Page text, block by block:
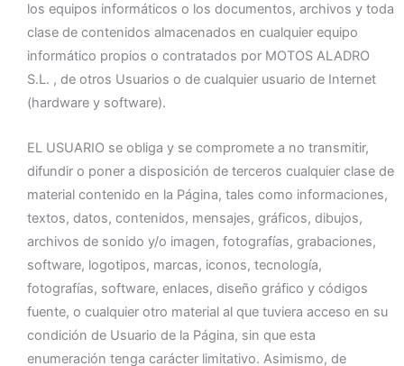
los equipos informáticos o los documentos, archivos y toda
clase de contenidos almacenados en cualquier equipo
informático propios o contratados por MOTOS ALADRO
S.L. , de otros Usuarios o de cualquier usuario de Internet
(hardware y software).
EL USUARIO se obliga y se compromete a no transmitir,
difundir o poner a disposición de terceros cualquier clase de
material contenido en la Página, tales como informaciones,
textos, datos, contenidos, mensajes, gráficos, dibujos,
archivos de sonido y/o imagen, fotografías, grabaciones,
software, logotipos, marcas, iconos, tecnología,
fotografías, software, enlaces, diseño gráfico y códigos
fuente, o cualquier otro material al que tuviera acceso en su
condición de Usuario de la Página, sin que esta
enumeración tenga carácter limitativo. Asimismo, de